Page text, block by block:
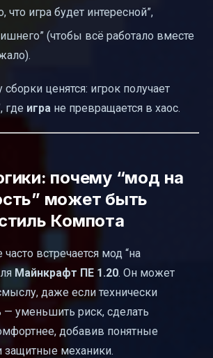
что игра будет интересной”,
(чтобы всё работало вместе
ценятся: игрок получает
где игра не превращается в хаос.
почему “мод на
может быть
Компота
встречается мод “на
Майнкрафт ПЕ 1.20. Он может
даже если технически
— уменьшить риск, сделать
добавив понятные
защитные механики.